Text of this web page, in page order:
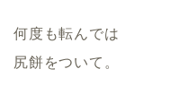
何度も転んでは
尻餅をついて。